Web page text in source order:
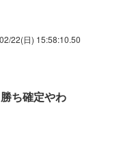
22(日) 15:58:10.50
ち確定やわ